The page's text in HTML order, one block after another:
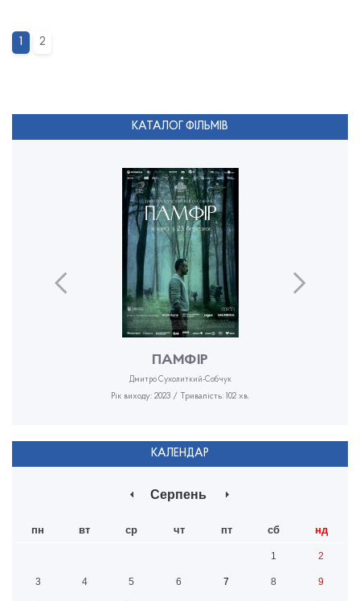
1 2
КАТАЛОГ ФІЛЬМІВ
ПАМФІР
Дмитро Сухолиткий-Собчук
Рік виходу: 2023 / Тривалість: 102 хв.
КАЛЕНДАР
Серпень
пн вт ср чт пт сб нд
1 2
3 4 5 6 7 8 9